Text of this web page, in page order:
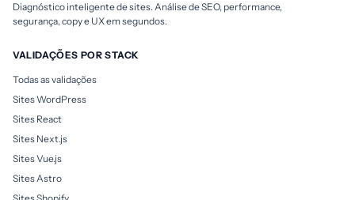
Diagnóstico inteligente de sites. Análise de SEO, performance,
segurança, copy e UX em segundos.
VALIDAÇÕES POR STACK
Todas as validações
Sites WordPress
Sites React
Sites Next.js
Sites Vue.js
Sites Astro